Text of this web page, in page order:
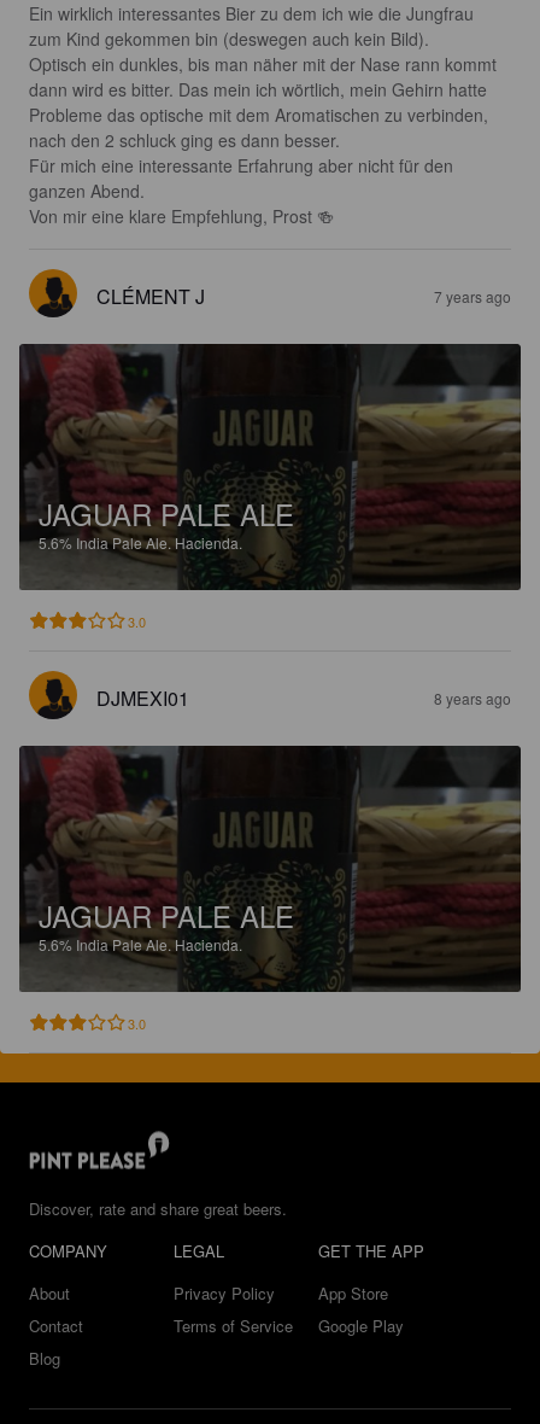
Ein wirklich interessantes Bier zu dem ich wie die Jungfrau
zum Kind gekommen bin (deswegen auch kein Bild).
Optisch ein dunkles, bis man näher mit der Nase rann kommt
dann wird es bitter. Das mein ich wörtlich, mein Gehirn hatte
Probleme das optische mit dem Aromatischen zu verbinden,
nach den 2 schluck ging es dann besser.
Für mich eine interessante Erfahrung aber nicht für den
ganzen Abend.
Von mir eine klare Empfehlung, Prost 🍻
CLÉMENT J 7 years ago
JAGUAR PALE ALE
5.6% India Pale Ale.Hacienda.
3.0
DJMEXI01 8 years ago
JAGUAR PALE ALE
5.6% India Pale Ale.Hacienda.
3.0
Discover, rate and share great beers.
COMPANY
About
Contact
Blog
LEGAL
Privacy Policy
Terms of Service
GET THE APP
App Store
Google Play